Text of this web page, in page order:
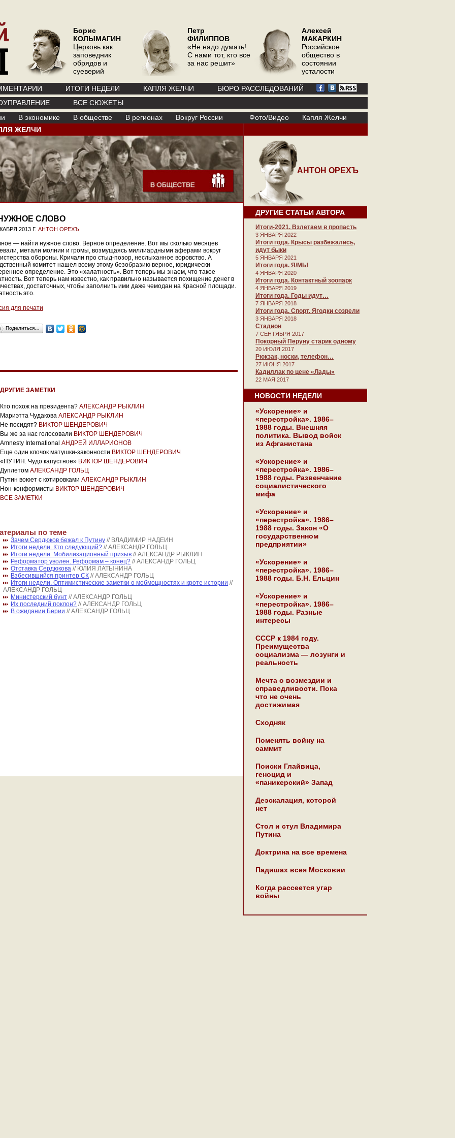
Борис
КОЛЫМАГИН
Церковь как
заповедник
обрядов и
суеверий
Петр
ФИЛИППОВ
«Не надо думать!
С нами тот, кто все
за нас решит»
Алексей
МАКАРКИН
Российское
общество в
состоянии
усталости
ИТОГИ НЕДЕЛИ КАПЛЯ ЖЕЛЧИ
БЮРО РАССЛЕДОВАНИЙ
ВСЕ СЮЖЕТЫ
В экономике В обществе В регионах Вокруг России Фото/Видео
Капля Желчи
ЖЕЛЧИ
СЛОВО
2013 Г. АНТОН ОРЕХЪ
— найти нужное слово. Верное определение. Вот мы сколько месяцев
метали молнии и громы, возмущаясь миллиардными аферами вокруг
обороны. Кричали про стыд-позор, неслыханное воровство. А
комитет нашел всему этому безобразию верное, юридически
определение. Это «халатность». Вот теперь мы знаем, что такое
Вот теперь нам известно, как правильно называется похищение денег в
достаточных, чтобы заполнить ими даже чемодан на Красной площади.
это.
для печати
Поделиться…
ДРУГИЕ ЗАМЕТКИ
Кто похож на президента? АЛЕКСАНДР РЫКЛИН
Мариэтта Чудакова АЛЕКСАНДР РЫКЛИН
Не посидят? ВИКТОР ШЕНДЕРОВИЧ
Вы же за нас голосовали ВИКТОР ШЕНДЕРОВИЧ
Amnesty International АНДРЕЙ ИЛЛАРИОНОВ
Еще один клочок матушки-законности ВИКТОР ШЕНДЕРОВИЧ
«ПУТИН. Чудо капустное» ВИКТОР ШЕНДЕРОВИЧ
Дуплетом АЛЕКСАНДР ГОЛЬЦ
Путин воюет с котировками АЛЕКСАНДР РЫКЛИН
Нон-конформисты ВИКТОР ШЕНДЕРОВИЧ
ВСЕ ЗАМЕТКИ
по теме
Зачем Сердюков бежал к Путину // ВЛАДИМИР НАДЕИН
Итоги недели. Кто следующий? // АЛЕКСАНДР ГОЛЬЦ
Итоги недели. Мобилизационный призыв // АЛЕКСАНДР РЫКЛИН
Реформатор уволен. Реформам – конец? // АЛЕКСАНДР ГОЛЬЦ
Отставка Сердюкова // ЮЛИЯ ЛАТЫНИНА
Взбесившийся принтер СК // АЛЕКСАНДР ГОЛЬЦ
Итоги недели. Оптимистические заметки о мобмощностях и кроте истории //
АЛЕКСАНДР ГОЛЬЦ
Министерский бунт // АЛЕКСАНДР ГОЛЬЦ
Их последний поклон? // АЛЕКСАНДР ГОЛЬЦ
В ожидании Берии // АЛЕКСАНДР ГОЛЬЦ
АНТОН ОРЕХЪ
ДРУГИЕ СТАТЬИ АВТОРА
Итоги-2021. Взлетаем в пропасть
3 ЯНВАРЯ 2022
Итоги года. Крысы разбежались,
идут быки
5 ЯНВАРЯ 2021
Итоги года. Я/МЫ
4 ЯНВАРЯ 2020
Итоги года. Контактный зоопарк
4 ЯНВАРЯ 2019
Итоги года. Годы идут…
7 ЯНВАРЯ 2018
Итоги года. Спорт. Ягодки созрели
3 ЯНВАРЯ 2018
Стадион
7 СЕНТЯБРЯ 2017
Покорный Перуну старик одному
20 ИЮЛЯ 2017
Рюкзак, носки, телефон…
27 ИЮНЯ 2017
Кадиллак по цене «Лады»
22 МАЯ 2017
НОВОСТИ НЕДЕЛИ
«Ускорение» и
«перестройка». 1986–
1988 годы. Внешняя
политика. Вывод войск
из Афганистана
«Ускорение» и
«перестройка». 1986–
1988 годы. Развенчание
социалистического
мифа
«Ускорение» и
«перестройка». 1986–
1988 годы. Закон «О
государственном
предприятии»
«Ускорение» и
«перестройка». 1986–
1988 годы. Б.Н. Ельцин
«Ускорение» и
«перестройка». 1986–
1988 годы. Разные
интересы
СССР к 1984 году.
Преимущества
социализма — лозунги и
реальность
Мечта о возмездии и
справедливости. Пока
что не очень
достижимая
Сходняк
Поменять войну на
саммит
Поиски Глайвица,
геноцид и
«паникерский» Запад
Деэскалация, которой
нет
Стол и стул Владимира
Путина
Доктрина на все времена
Падишах всея Московии
Когда рассеется угар
войны